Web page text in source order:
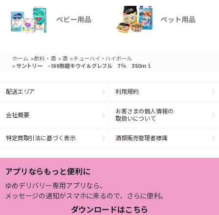
ホーム >飲料・酒 > 酒 >チューハイ・ハイボール
> サントリー -196無糖キウイ＆グレフル 7％ 350ｍｌ
配送エリア 利用規約
会社概要
お客さまの個人情報の
取扱いについて
特定商取引法に基づく表示 酒類販売管理者標識
アプリならもっと便利に
ゆめデリバリー専用アプリなら、
メッセージの通知がスマホに来るので、さらに便利。
ダウンロードはこちら